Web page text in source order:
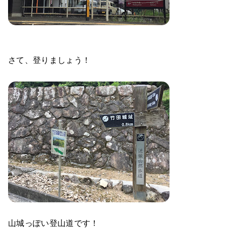
さて、登りましょう！
山城っぽい登山道です！